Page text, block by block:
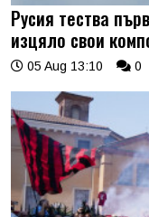
Русия тества
изцяло свои
05 Aug 13:10 0